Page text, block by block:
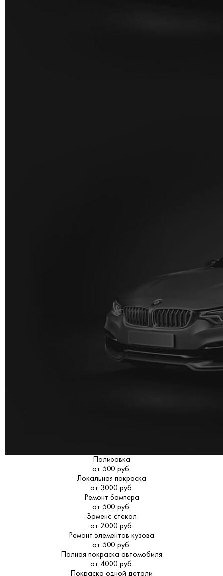
Полировка
от 500 руб.
Локальная покраска
от 3000 руб.
Ремонт бампера
от 500 руб.
Замена стекол
от 2000 руб.
Ремонт элементов кузова
от 500 руб.
Полная покраска автомобиля
от 4000 руб.
Покраска одной детали